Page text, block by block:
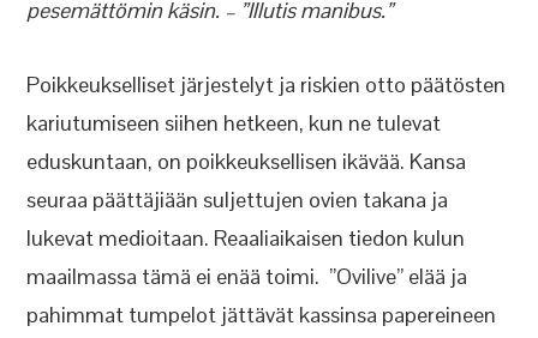
pesemättömin käsin. – ”Illutis manibus.”
Poikkeukselliset järjestelyt ja riskien otto päätösten
kariutumiseen siihen hetkeen, kun ne tulevat
eduskuntaan, on poikkeuksellisen ikävää. Kansa
seuraa päättäjiään suljettujen ovien takana ja
lukevat medioitaan. Reaaliaikaisen tiedon kulun
maailmassa tämä ei enää toimi. ”Ovilive” elää ja
pahimmat tumpelot jättävät kassinsa papereineen